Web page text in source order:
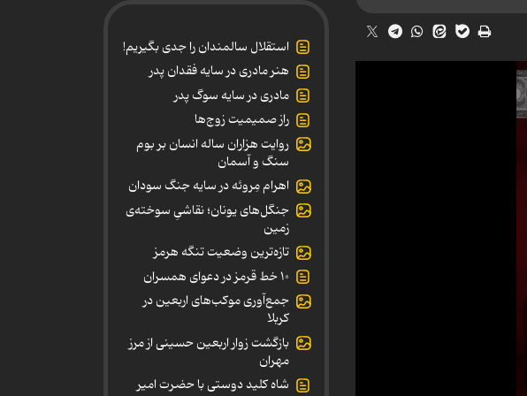
استقلال سالمندان را جدی بگیریم!
هنر مادری در سایه‌ فقدان پدر
مادری در سایه سوگ پدر
راز صمیمیت زوج‌ها
روایت هزاران ساله انسان بر بوم
سنگ و آسمان
اهرام مِروئه در سایه جنگ سودان
جنگل‌های یونان؛ نقاشیِ سوخته‌ی
زمین
تازه‌ترین وضعیت تنگه هرمز
۱۰ خط قرمز در دعوای همسران
جمع‌آوری موکب‌های اربعین در
کربلا
بازگشت زوار اربعین حسینی از مرز
مهران
شاه کلید دوستی با حضرت امیر